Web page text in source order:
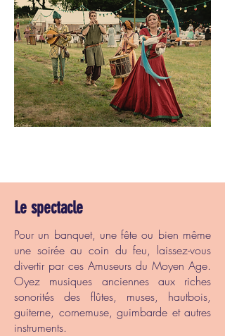
Le spectacle
Pour un banquet, une fête ou bien même
une soirée au coin du feu, laissez-vous
divertir par ces Amuseurs du Moyen Age.
Oyez musiques anciennes aux riches
sonorités des flûtes, muses, hautbois,
guiterne, cornemuse, guimbarde et autres
instruments.